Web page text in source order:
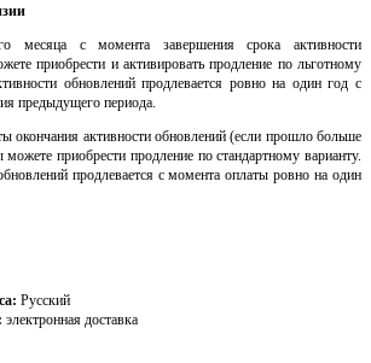
месяца с момента завершения срока активности
приобрести и активировать продление по льготному
обновлений продлевается ровно на один год с
предыдущего периода.
окончания активности обновлений (если прошло больше
приобрести продление по стандартному варианту.
продлевается с момента оплаты ровно на один
Русский
электронная доставка